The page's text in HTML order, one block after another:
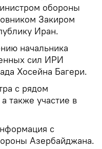
обороны
Закиром
Иран.
начальника
сил ИРИ
Хосейна Багери.
с рядом
также участие в
с
Азербайджана.